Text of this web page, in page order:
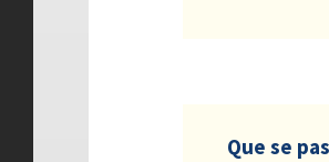
Que se